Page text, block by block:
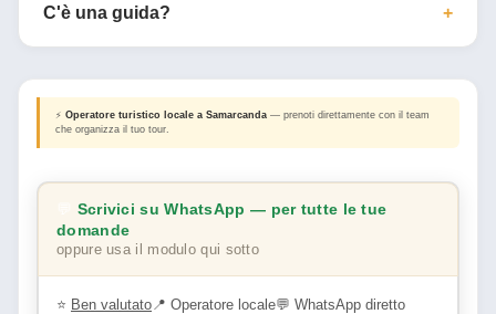
C'è una guida?
⚡ Operatore turistico locale a Samarcanda — prenoti direttamente con il team
che organizza il tuo tour.
Scrivici su WhatsApp — per tutte le tue
domande
oppure usa il modulo qui sotto
⭐ Ben valutato📍 Operatore locale💬 WhatsApp diretto